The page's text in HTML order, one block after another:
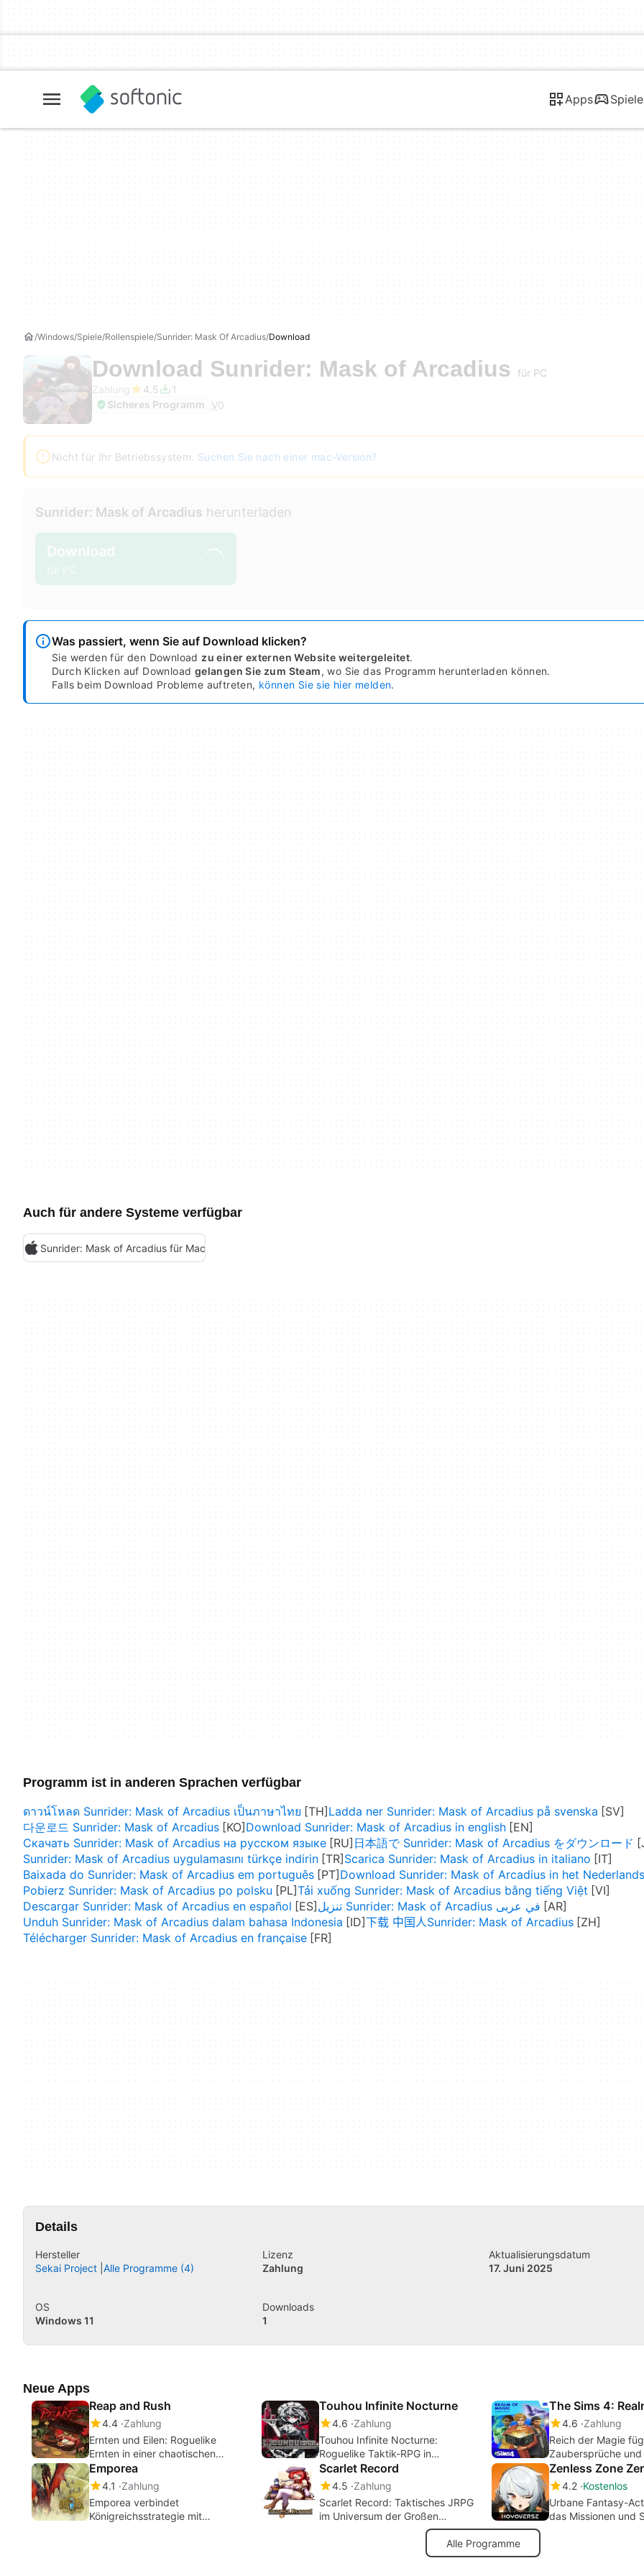
Apps Spiele
Windows Spiele Rollenspiele Sunrider: Mask Of Arcadius Download
Download Sunrider: Mask of Arcadius
für PC
Zahlung
4.5
1
Sicheres Programm
V0
Nicht für Ihr Betriebssystem. Suchen Sie nach einer mac-Version?
Sunrider: Mask of Arcadius herunterladen
Download
für PC
Was passiert, wenn Sie auf Download klicken?
Sie werden für den Download zu einer externen Website weitergeleitet.
Durch Klicken auf Download gelangen Sie zum Steam, wo Sie das Programm herunterladen können.
Falls beim Download Probleme auftreten, können Sie sie hier melden.
Auch für andere Systeme verfügbar
Sunrider: Mask of Arcadius für Mac
Programm ist in anderen Sprachen verfügbar
ดาวน์โหลด Sunrider: Mask of Arcadius เป็นภาษาไทย
Ladda ner Sunrider: Mask of Arcadius på svenska
다운로드 Sunrider: Mask of Arcadius
Download Sunrider: Mask of Arcadius in english
Скачать Sunrider: Mask of Arcadius на русском языке
日本語で Sunrider: Mask of Arcadius をダウンロード
Sunrider: Mask of Arcadius uygulamasını türkçe indirin
Scarica Sunrider: Mask of Arcadius in italiano
Baixada do Sunrider: Mask of Arcadius em português
Download Sunrider: Mask of Arcadius in het Nederlands
Pobierz Sunrider: Mask of Arcadius po polsku
Tải xuống Sunrider: Mask of Arcadius bằng tiếng Việt
Descargar Sunrider: Mask of Arcadius en español
تنزيل Sunrider: Mask of Arcadius في عربى
Unduh Sunrider: Mask of Arcadius dalam bahasa Indonesia
下载 中国人Sunrider: Mask of Arcadius
Télécharger Sunrider: Mask of Arcadius en française
Details
Hersteller
Sekai Project Alle Programme (4)
Lizenz
Zahlung
Aktualisierungsdatum
17. Juni 2025
OS
Windows 11
Downloads
1
Neue Apps
Reap and Rush
4.4 Zahlung
Ernten und Eilen: Roguelike
Ernten in einer chaotischen
Unterwelt
Touhou Infinite Nocturne
4.6 Zahlung
Touhou Infinite Nocturne:
Roguelike Taktik-RPG in
Gensokyos Dunkelheit
The Sims 4:
4.6 Zahlung
Reich der Magie
Zaubersprüche und
Die Sims 4 hinzu
Emporea
4.1
Zahlung
Emporea verbindet
Königreichsstrategie mit
Scarlet Record
4.5 Zahlung
Scarlet Record: Taktisches JRPG
im Universum der Großen
Zenless Zone
4.2 Kostenlos
Urbane Fantasy-
das Missionen und
Alle Programme